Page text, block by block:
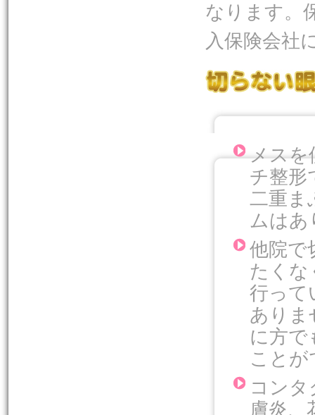
なります。
入保険会社
メスを
チ整形
二重ま
ムはあ
他院で
たくな
行って
ありま
に方で
ことが
コン
膚炎、